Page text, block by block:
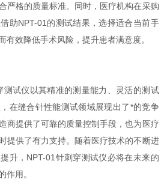
严格的质量标准。同时，医疗机构在采购
助NPT-01的测试结果，选择适合当前手
有效降低手术风险，提升患者满意度。
测试仪以其精准的测量能力、灵活的测试
在缝合针性能测试领域展现出了*的竞争
商提供了可靠的质量控制手段，也为医疗
提供了有力支持。随着医疗技术的不断进
升，NPT-01针刺穿测试仪必将在未来的
作用。